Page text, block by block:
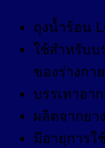
ถุงน้ำร้อน
ใช้สำหรับบ
ของร่างกาย
บรรเทาอา
ผลิตจากยา
มีอายุการใ